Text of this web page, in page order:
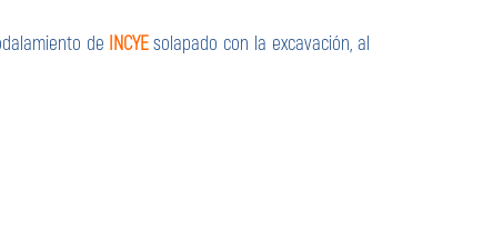
de INCYE solapado con la excavación, al